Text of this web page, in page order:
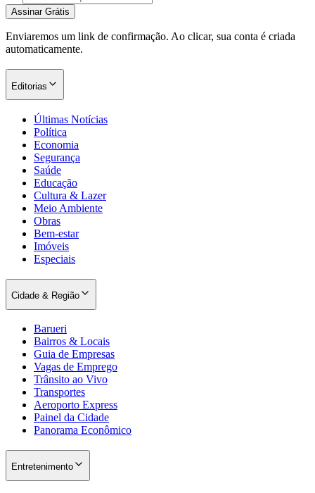
Corinthians
Palmeiras
Assinar Grátis
Enviaremos um link de confirmação. Ao clicar, sua conta é criada
automaticamente.
Editorias
Últimas Notícias
Política
Economia
Segurança
Saúde
Educação
Cultura & Lazer
Meio Ambiente
Obras
Bem-estar
Imóveis
Especiais
Cidade & Região
Barueri
Bairros & Locais
Guia de Empresas
Vagas de Emprego
Trânsito ao Vivo
Transportes
Aeroporto Express
Painel da Cidade
Panorama Econômico
Entretenimento